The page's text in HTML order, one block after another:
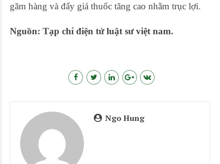
găm hàng và đẩy giá thuốc tăng cao nhằm trục lợi.
Nguồn: Tạp chí điện tử luật sư việt nam.
Ngo Hung